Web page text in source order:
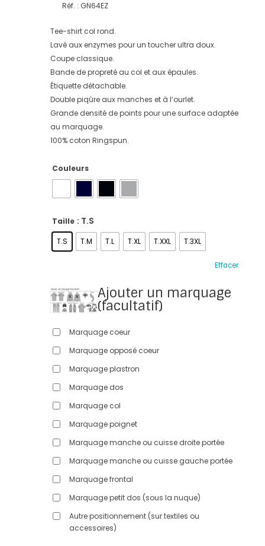
Réf. : GN64EZ
Tee-shirt col rond.
Lavé aux enzymes pour un toucher ultra doux.
Coupe classique.
Bande de propreté au col et aux épaules.
Étiquette détachable.
Double piqûre aux manches et à l’ourlet.
Grande densité de points pour une surface adaptée
au marquage.
100% coton Ringspun.
Couleurs
Taille : T.S
T.S T.M T.L T.XL T.XXL T.3XL
Effacer
Ajouter un marquage
(facultatif)
Marquage coeur
Marquage opposé coeur
Marquage plastron
Marquage dos
Marquage col
Marquage poignet
Marquage manche ou cuisse droite portée
Marquage manche ou cuisse gauche portée
Marquage frontal
Marquage petit dos (sous la nuque)
Autre positionnement (sur textiles ou
accessoires)